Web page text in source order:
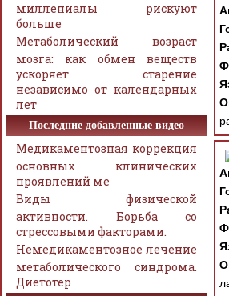
миллениалы рискуют
больше
Метаболический возраст
мозга: как обмен веществ
ускоряет старение
независимо от календарных
лет
Последние добавленные видео
Медикаментозная коррекция
основных клинических
проявлений ме
Виды физической
активности. Борьба со
стрессовыми факторами.
Немедикаментозное лечение
метаболического синдрома.
Диетотер